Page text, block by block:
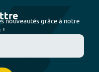
nouveautés grâce à notre
!